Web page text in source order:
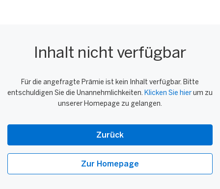
Inhalt nicht verfügbar
Für die angefragte Prämie ist kein Inhalt verfügbar. Bitte
entschuldigen Sie die Unannehmlichkeiten. Klicken Sie hier um zu
unserer Homepage zu gelangen.
Zurück
Zur Homepage